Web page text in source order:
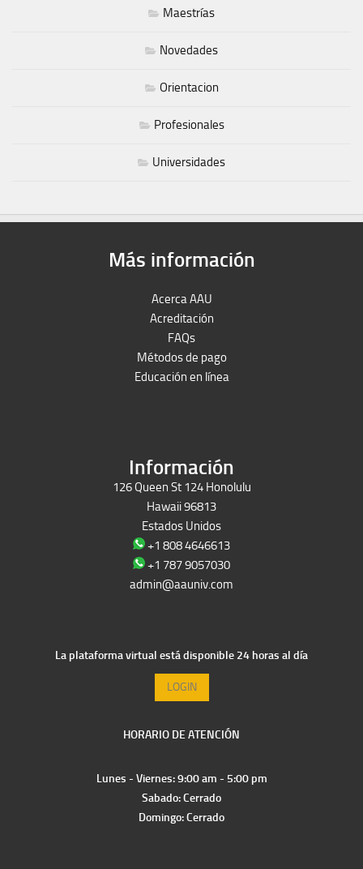
Maestrías
Novedades
Orientacion
Profesionales
Universidades
Más información
Acerca AAU
Acreditación
FAQs
Métodos de pago
Educación en línea
Información
126 Queen St 124 Honolulu
Hawaii 96813
Estados Unidos
+1 808 4646613
+1 787 9057030
admin@aauniv.com
La plataforma virtual está disponible 24 horas al día
LOGIN
HORARIO DE ATENCIÓN
Lunes - Viernes: 9:00 am - 5:00 pm
Sabado: Cerrado
Domingo: Cerrado